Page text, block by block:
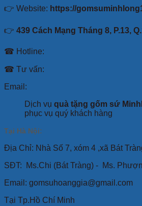
👉 Website: https://
👉 439 Cách Mạng Tháng 8, P.13,
☎ Hotline:
☎ Tư vấn:
Email:
Dịch vụ quà tặng gốm sứ
phục vụ quý khách hàng
Tại Hà Nội:
Địa Chỉ: Nhà Số 7, xóm 4 ,xã Bát
SĐT:
Ms.Chi (Bát Tràng) - Ms.
Email: gomsuhoanggia@gmail.com
Tại Tp.Hồ Chí Minh